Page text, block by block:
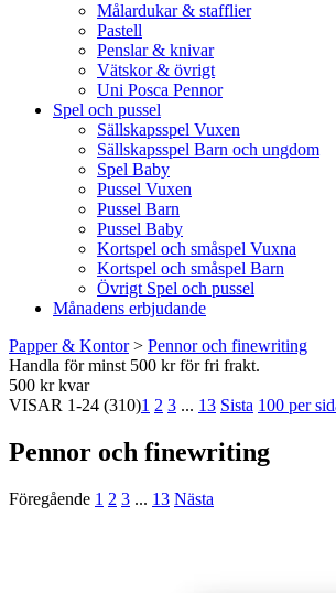
Målardukar & stafflier
Pastell
Penslar & knivar
Vätskor & övrigt
Uni Posca Pennor
Spel och pussel
Sällskapsspel Vuxen
Sällskapsspel Barn och ungdom
Spel Baby
Pussel Vuxen
Pussel Barn
Pussel Baby
Kortspel och småspel Vuxna
Kortspel och småspel Barn
Övrigt Spel och pussel
Månadens erbjudande
Papper & Kontor> Pennor och finewriting
Handla för minst 500 kr för fri frakt.
500 kr kvar
VISAR 1-24 (310)1 2 3 ... 13 Sista 100 per
Pennor och finewriting
Föregående 1 2 3 ... 13 Nästa